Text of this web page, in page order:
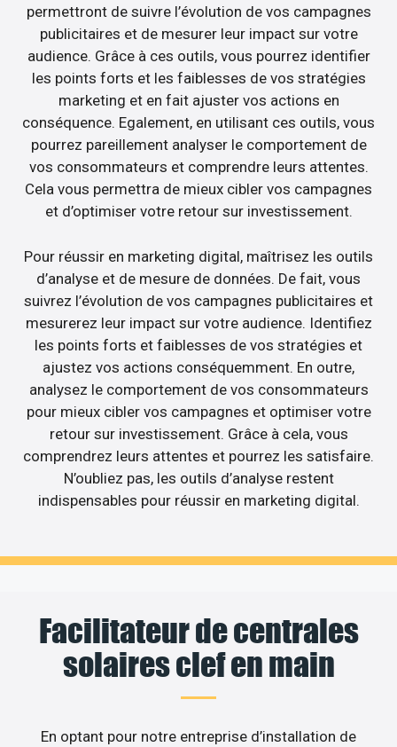
permettront de suivre l’évolution de vos campagnes
publicitaires et de mesurer leur impact sur votre
audience. Grâce à ces outils, vous pourrez identifier
les points forts et les faiblesses de vos stratégies
marketing et en fait ajuster vos actions en
conséquence. Egalement, en utilisant ces outils, vous
pourrez pareillement analyser le comportement de
vos consommateurs et comprendre leurs attentes.
Cela vous permettra de mieux cibler vos campagnes
et d’optimiser votre retour sur investissement.
Pour réussir en marketing digital, maîtrisez les outils
d’analyse et de mesure de données. De fait, vous
suivrez l’évolution de vos campagnes publicitaires et
mesurerez leur impact sur votre audience. Identifiez
les points forts et faiblesses de vos stratégies et
ajustez vos actions conséquemment. En outre,
analysez le comportement de vos consommateurs
pour mieux cibler vos campagnes et optimiser votre
retour sur investissement. Grâce à cela, vous
comprendrez leurs attentes et pourrez les satisfaire.
N’oubliez pas, les outils d’analyse restent
indispensables pour réussir en marketing digital.
Facilitateur de centrales
solaires clef en main
En optant pour notre entreprise d’installation de